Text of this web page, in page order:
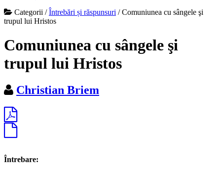
Categorii /Întrebări și răspunsuri /Comuniunea cu sângele şi
trupul lui Hristos
Comuniunea cu sângele şi
trupul lui Hristos
Christian Briem
Întrebare: